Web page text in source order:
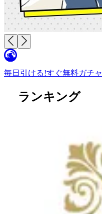
毎日引ける!すぐ無料ガチャ
ランキング